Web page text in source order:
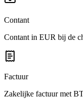
Contant
Contant in EUR bij de
Factuur
Zakelijke factuur met